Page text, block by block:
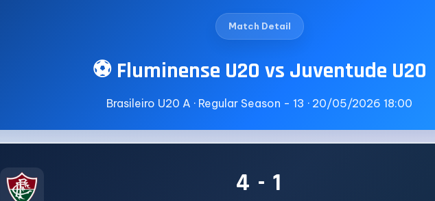
Match Detail
⚽ Fluminense U20 vs Juventude U20
Brasileiro U20 A · Regular Season - 13 · 20/05/2026 18:00
4 - 1